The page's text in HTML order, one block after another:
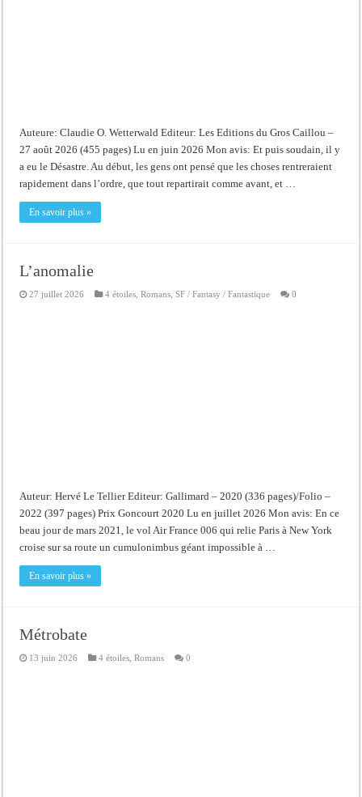
Auteure: Claudie O. Wetterwald Editeur: Les Editions du Gros Caillou –
27 août 2026 (455 pages) Lu en juin 2026 Mon avis: Et puis soudain, il y
a eu le Désastre. Au début, les gens ont pensé que les choses rentreraient
rapidement dans l’ordre, que tout repartirait comme avant, et …
En savoir plus »
L’anomalie
27 juillet 2026 4 étoiles ,Romans ,SF / Fantasy / Fantastique 0
Auteur: Hervé Le Tellier Editeur: Gallimard – 2020 (336 pages)/Folio –
2022 (397 pages) Prix Goncourt 2020 Lu en juillet 2026 Mon avis: En ce
beau jour de mars 2021, le vol Air France 006 qui relie Paris à New York
croise sur sa route un cumulonimbus géant impossible à …
En savoir plus »
Métrobate
13 juin 2026 4 étoiles ,Romans 0